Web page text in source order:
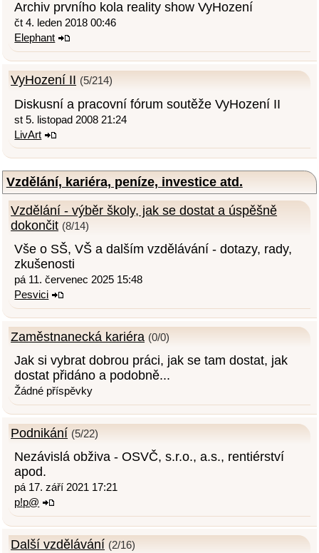
Archiv prvního kola reality show VyHození
čt 4. leden 2018 00:46
Elephant
VyHození II (5/214)
Diskusní a pracovní fórum soutěže VyHození II
st 5. listopad 2008 21:24
LivArt
Vzdělání, kariéra, peníze, investice atd.
Vzdělání - výběr školy, jak se dostat a úspěšně
dokončit (8/14)
Vše o SŠ, VŠ a dalším vzdělávání - dotazy, rady,
zkušenosti
pá 11. červenec 2025 15:48
Pesvici
Zaměstnanecká kariéra (0/0)
Jak si vybrat dobrou práci, jak se tam dostat, jak
dostat přidáno a podobně...
Žádné příspěvky
Podnikání (5/22)
Nezávislá obživa - OSVČ, s.r.o., a.s., rentiérství
apod.
pá 17. září 2021 17:21
p!p@
Další vzdělávání (2/16)